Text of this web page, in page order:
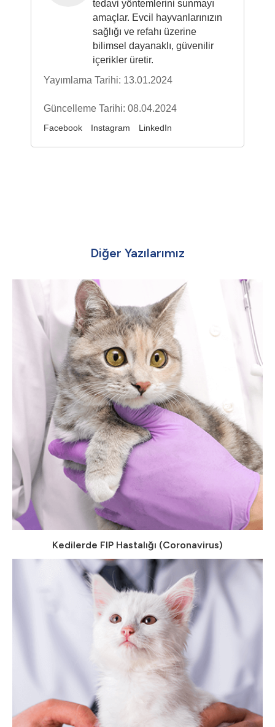
tedavi yöntemlerini sunmayı
amaçlar. Evcil hayvanlarınızın
sağlığı ve refahı üzerine
bilimsel dayanaklı, güvenilir
içerikler üretir.
Yayımlama Tarihi: 13.01.2024
Güncelleme Tarihi: 08.04.2024
Facebook Instagram LinkedIn
Diğer Yazılarımız
Kedilerde FIP Hastalığı (Coronavirus)